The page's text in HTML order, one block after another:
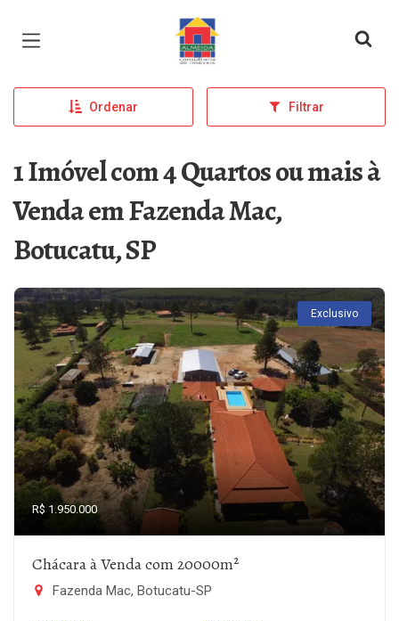
Página inicial
Ordenar Filtrar
1 Imóvel com 4 Quartos ou mais à
Venda em Fazenda Mac,
Botucatu, SP
Exclusivo
R$ 1.950.000
Chácara à Venda com 20000m²
Fazenda Mac, Botucatu-SP